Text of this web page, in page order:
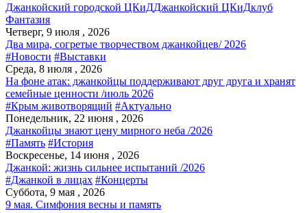
Джанкойский городской ЦКиДДжанкойский ЦКиДклуб
Фантазия
Четверг, 9 июля , 2026
Два мира, согретые творчеством джанкойцев/ 2026
#Новости #Выставки
Среда, 8 июля , 2026
На фоне атак: джанкойцы поддерживают друг друга и хранят
семейные ценности /июль 2026
#Крым животворящий #Актуально
Понедельник, 22 июня , 2026
Джанкойцы знают цену мирного неба /2026
#Память #История
Воскресенье, 14 июня , 2026
Джанкой: жизнь сильнее испытаний /2026
#Джанкой в лицах #Концерты
Суббота, 9 мая , 2026
9 мая. Симфония весны и память